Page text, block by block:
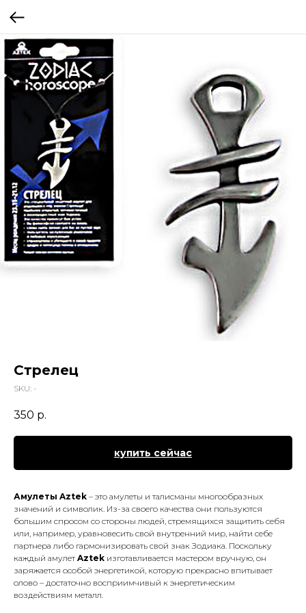
Стрелец
SKU: -
350 р.
купить сейчас
Амулеты Aztek – это амулеты и талисманы многообразных
значений и символик. Из-за своего качества они пользуются
большим спросом со стороны людей, стремящихся защитить себя
или, например, уравновесить свой внутренний мир, найти себе
партнера либо гармонизировать свой знак Зодиака. Поскольку
каждый амулетAztek изготавливается мастером вручную, он
заряжается особой энергетикой, которую прекрасно впитывает
олово – достаточно восприимчивый к энергетическим
воздействиям металл.